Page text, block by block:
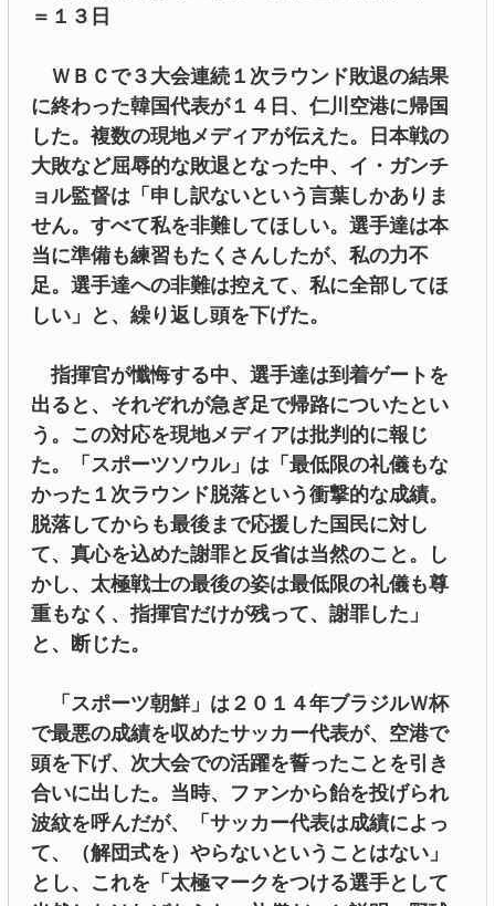
＝１３日
ＷＢＣで３大会連続１次ラウンド敗退の結果
に終わった韓国代表が１４日、仁川空港に帰国
した。複数の現地メディアが伝えた。日本戦の
大敗など屈辱的な敗退となった中、イ・ガンチ
ョル監督は「申し訳ないという言葉しかありま
せん。すべて私を非難してほしい。選手達は本
当に準備も練習もたくさんしたが、私の力不
足。選手達への非難は控えて、私に全部してほ
しい」と、繰り返し頭を下げた。
指揮官が懺悔する中、選手達は到着ゲートを
出ると、それぞれが急ぎ足で帰路についたとい
う。この対応を現地メディアは批判的に報じ
た。「スポーツソウル」は「最低限の礼儀もな
かった１次ラウンド脱落という衝撃的な成績。
脱落してからも最後まで応援した国民に対し
て、真心を込めた謝罪と反省は当然のこと。し
かし、太極戦士の最後の姿は最低限の礼儀も尊
重もなく、指揮官だけが残って、謝罪した」
と、断じた。
「スポーツ朝鮮」は２０１４年ブラジルＷ杯
で最悪の成績を収めたサッカー代表が、空港で
頭を下げ、次大会での活躍を誓ったことを引き
合いに出した。当時、ファンから飴を投げられ
波紋を呼んだが、「サッカー代表は成績によっ
て、（解団式を）やらないということはない」
とし、これを「太極マークをつける選手として